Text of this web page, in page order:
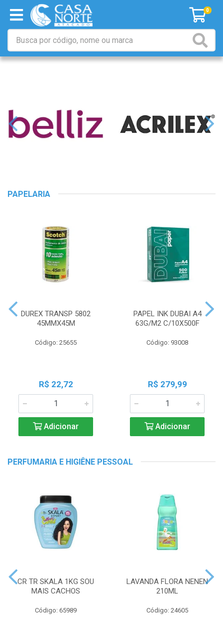
0
PAPELARIA
DUREX TRANSP 5802
45MMX45M
Código: 25655
R$ 22,72
Adicionar
PAPEL INK DUBAI A4
63G/M2 C/10X500F
Código: 93008
R$ 279,99
Adicionar
PERFUMARIA E HIGIÊNE PESSOAL
CR TR SKALA 1KG SOU
MAIS CACHOS
Código: 65989
LAVANDA FLORA NENEN
210ML
Código: 24605